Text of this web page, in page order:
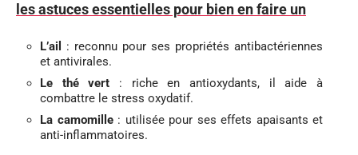
les astuces essentielles pour bien en faire un
L’ail
: reconnu pour ses propriétés antibactériennes
et antivirales.
Le thé vert : riche en antioxydants, il aide à
combattre le stress oxydatif.
La camomille: utilisée pour ses effets apaisants et
anti-inflammatoires.